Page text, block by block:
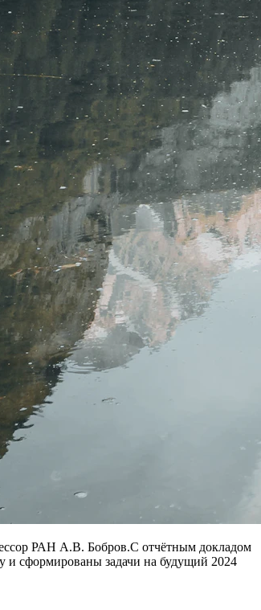
РАН А.В. Бобров.С отчётным докладом
и сформированы задачи на будущий 2024